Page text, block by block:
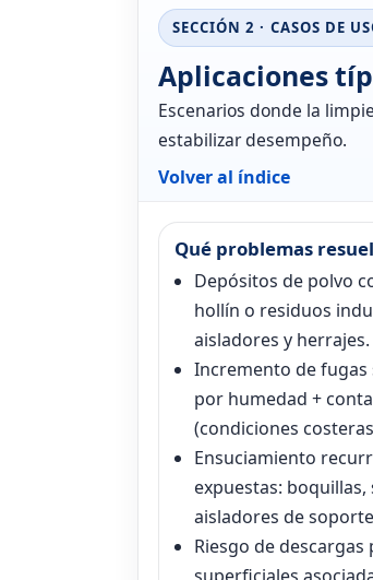
SECCIÓN 2 · CASOS DE
Aplicaciones
Escenarios donde la
estabilizar desempeño.
Volver al índice
Qué problemas
Depósitos de polvo
hollín o residuos
aisladores y herrajes.
Incremento de fugas
por humedad +
(condiciones
Ensuciamiento
expuestas: boquillas,
aisladores de
Riesgo de descargas